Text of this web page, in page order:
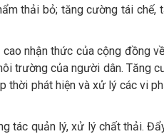
thải bỏ; tăng cường tái chế,
nhận thức của cộng đồng
trường của người dân. Tăng
thời phát hiện và xử lý các vi
tác quản lý, xử lý chất thải.